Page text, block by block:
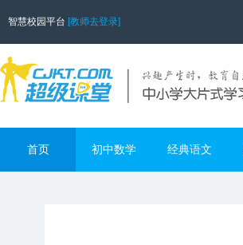
智慧校园平台 [教师去登录]
首页 初中数学 经典语文